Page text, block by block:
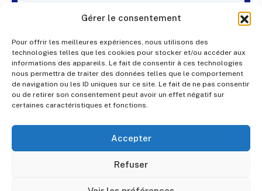
Gérer le consentement
Pour offrir les meilleures expériences, nous utilisons des
technologies telles que les cookies pour stocker et/ou accéder aux
informations des appareils. Le fait de consentir à ces technologies
nous permettra de traiter des données telles que le comportement
de navigation ou les ID uniques sur ce site. Le fait de ne pas consentir
ou de retirer son consentement peut avoir un effet négatif sur
certaines caractéristiques et fonctions.
Accepter
Refuser